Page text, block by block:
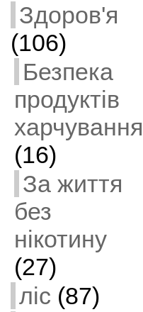
Здоров'я
(106)
Безпека
продуктів
харчування
(16)
За життя
без
нікотину
(27)
ліс (87)